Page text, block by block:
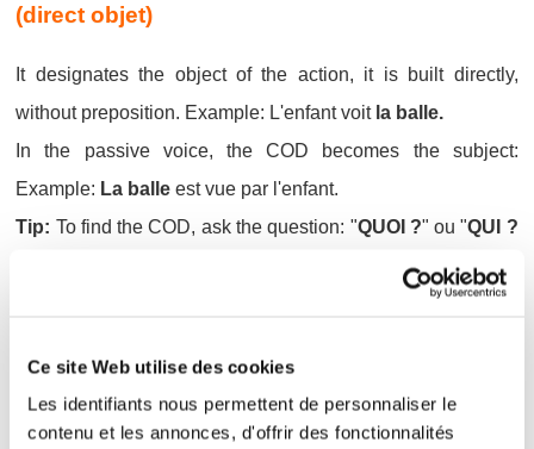
Ce site Web utilise des cookies
Les identifiants nous permettent de personnaliser le
contenu et les annonces, d'offrir des fonctionnalités
(direct objet)
It designates the object of the action, it is built directly,
without preposition. Example: L'enfant voit la balle.
In the passive voice, the COD becomes the subject:
Example: La balle est vue par l'enfant.
Tip: To find the COD, ask the question: "QUOI ?" ou "QUI ?
Answer: an
Nous attendonsnos invités. (We are waiting
Answers: our guests, the Cod is: nos invités)